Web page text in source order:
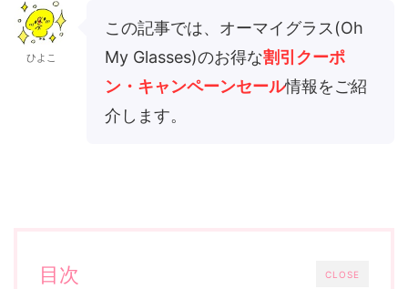
ひよこ
この記事では、オーマイグラス(Oh
My Glasses)のお得な割引クーポ
ン・キャンペーンセール情報をご紹
介します。
CLOSE
目次